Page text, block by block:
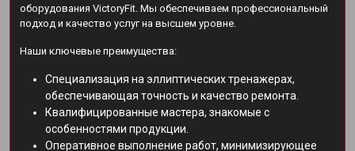
оборудования VictoryFit. Мы обеспечиваем профессиональный
подход и качество услуг на высшем уровне.
Наши ключевые преимущества:
Специализация на эллиптических тренажерах,
обеспечивающая точность и качество ремонта.
Квалифицированные мастера, знакомые с
особенностями продукции.
Оперативное выполнение работ, минимизирующее